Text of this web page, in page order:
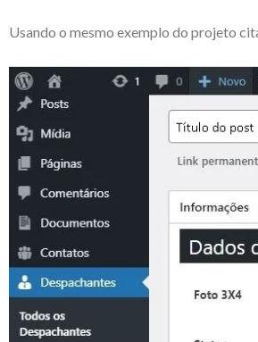
Usando o mesmo exemplo do projeto